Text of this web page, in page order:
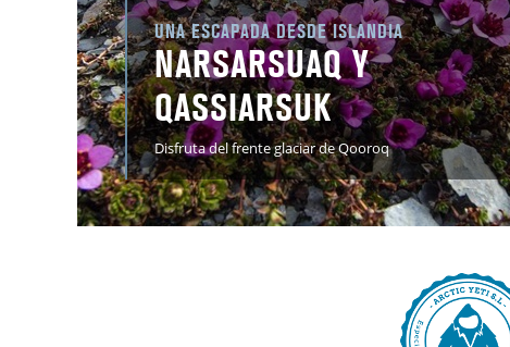
UNA ESCAPADA DESDE ISLANDIA
NARSARSUAQ Y
QASSIARSUK
Disfruta del frente glaciar de Qooroq